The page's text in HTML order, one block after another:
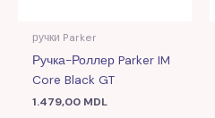
ручки Parker
Ручка-Роллер Parker IM
Core Black GT
1.479,00 MDL